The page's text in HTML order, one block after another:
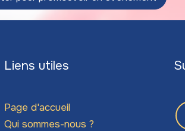
Liens utiles
Page d'accueil
Qui sommes-nous ?